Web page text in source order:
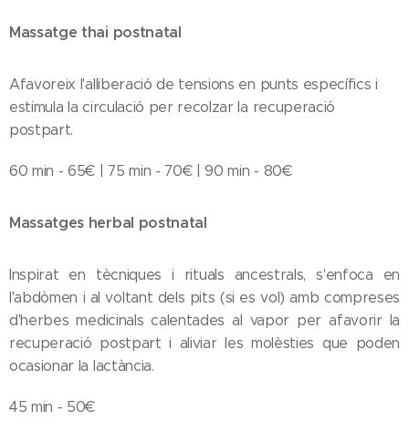
Massatge thai postnatal
Afavoreix l'alliberació de tensions en punts específics i
estimula la circulació per recolzar la recuperació
postpart.
60 min - 65€ | 75 min - 70€ | 90 min - 80€
Massatges herbal postnatal
Inspirat en tècniques i rituals ancestrals, s'enfoca en
l'abdòmen i al voltant dels pits (si es vol) amb compreses
d'herbes medicinals calentades al vapor per afavorir la
recuperació postpart i aliviar les molèsties que poden
ocasionar la lactància.
45 min - 50€